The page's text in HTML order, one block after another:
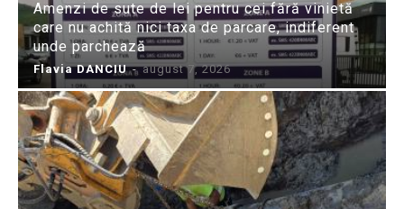
Amenzi de sute de lei pentru cei fără vinietă
care nu achită nici taxa de parcare, indiferent
unde parchează
Flavia DANCIU - august 7, 2026